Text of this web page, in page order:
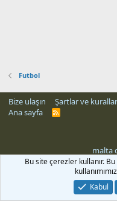
Futbol
Bize ulaşın Şartlar ve kurallar
Ana sayfa
R
malta
siteleri
Bu site çerezler kullanır.
Kabul